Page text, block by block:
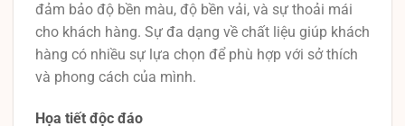
đảm bảo độ bền màu, độ bền vải, và sự thoải mái
cho khách hàng. Sự đa dạng về chất liệu giúp khách
hàng có nhiều sự lựa chọn để phù hợp với sở thích
và phong cách của mình.
Họa tiết độc đáo